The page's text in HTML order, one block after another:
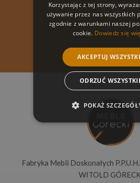
PROFESJONALNA
Fabryka Mebli Doskonałych
WITOLD
Korzystając z tej strony,
używanie przez nas wszystkich
zgodnie z warunkami naszej
cookie. Dowiedz się
AKCEPTUJ
ODRZUĆ
POKAŻ